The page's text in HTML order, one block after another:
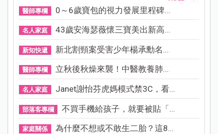
醫師專欄 0～6歲寶包的視力發展里程碑...
名人家庭 43歲安海瑟薇懷三寶美出新高...
新知快遞 新北割頸案受害少年楊承勳名...
醫師專欄 立秋後秋燥來襲！中醫教養肺...
名人家庭 Janet謝怡芬虎媽模式禁3C，看...
部落客專欄 不買手機給孩子，就要被貼「...
家庭關係 為什麼不想或不敢生二胎？這8...